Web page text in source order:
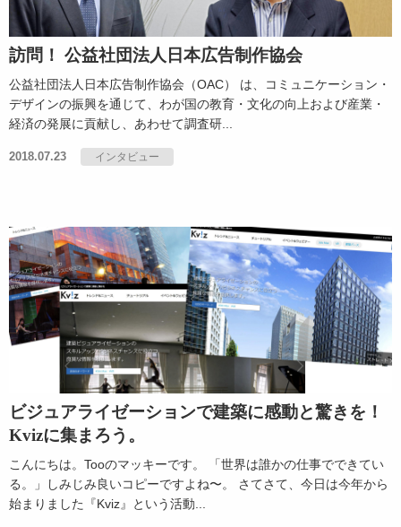
訪問！ 公益社団法人日本広告制作協会
公益社団法人日本広告制作協会（OAC） は、コミュニケーション・
デザインの振興を通じて、わが国の教育・文化の向上および産業・
経済の発展に貢献し、あわせて調査研...
2018.07.23 インタビュー
ビジュアライゼーションで建築に感動と驚きを！
Kvizに集まろう。
こんにちは。Tooのマッキーです。 「世界は誰かの仕事でできてい
る。」しみじみ良いコピーですよね〜。 さてさて、今日は今年から
始まりました『Kviz』という活動...